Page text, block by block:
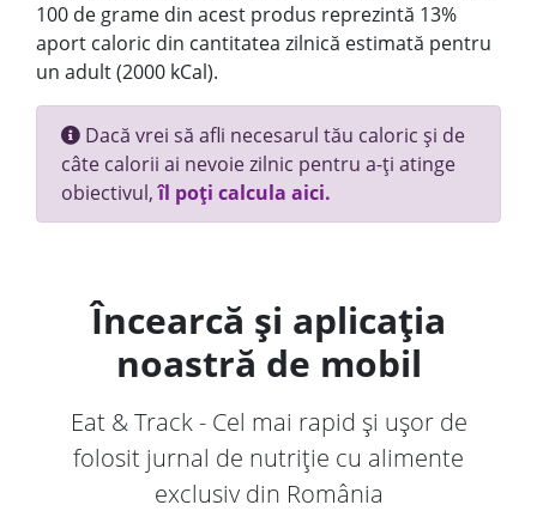
100 de grame din acest produs reprezintă 13%
aport caloric din cantitatea zilnică estimată pentru
un adult (2000 kCal).
Dacă vrei să afli necesarul tău caloric și de
câte calorii ai nevoie zilnic pentru a-ți atinge
obiectivul,îl poți calcula aici.
Încearcă și aplicația
noastră de mobil
Eat & Track - Cel mai rapid și ușor de
folosit jurnal de nutriție cu alimente
exclusiv din România